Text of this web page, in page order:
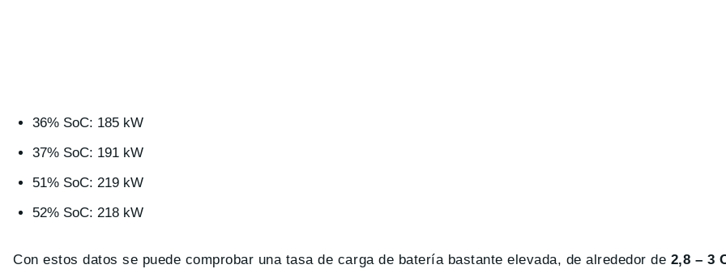
36% SoC: 185 kW
37% SoC: 191 kW
51% SoC: 219 kW
52% SoC: 218 kW
Con estos datos se puede comprobar una tasa de carga de batería bastante elevada, de alrededor de 2,8 – 3